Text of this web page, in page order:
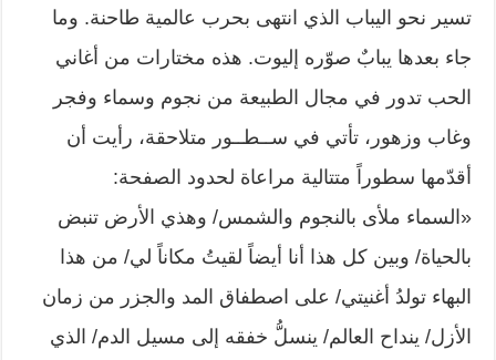
تسير نحو اليباب الذي انتهى بحرب عالمية طاحنة. وما
جاء بعدها يبابٌ صوّره إليوت. هذه مختارات من أغاني
الحب تدور في مجال الطبيعة من نجوم وسماء وفجر
وغاب وزهور، تأتي في ســطــور متلاحقة، رأيت أن
أقدّمها سطوراً متتالية مراعاة لحدود الصفحة:
«السماء ملأى بالنجوم والشمس/ وهذي الأرض تنبض
بالحياة/ وبين كل هذا أنا أيضاً لقيتُ مكاناً لي/ من هذا
البهاء تولدُ أغنيتي/ على اصطفاق المد والجزر من زمان
الأزل/ ينداح العالم/ ينسلُّ خفقه إلى مسيل الدم/ الذي